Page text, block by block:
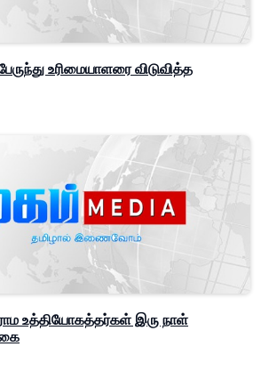
உரிமையாளரை விடுவித்த
உத்தியோகத்தர்கள் இரு நாள்